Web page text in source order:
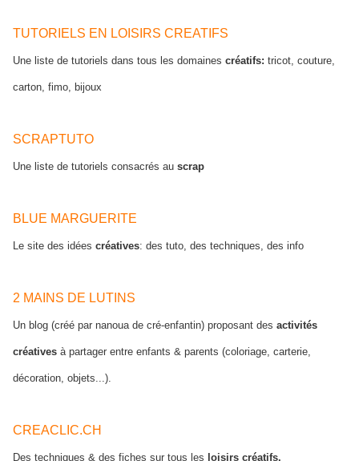
TUTORIELS EN LOISIRS CREATIFS
Une liste de tutoriels dans tous les domaines créatifs: tricot, couture,
carton, fimo, bijoux
SCRAPTUTO
Une liste de tutoriels consacrés au scrap
BLUE MARGUERITE
Le site des idées créatives: des tuto, des techniques, des info
2 MAINS DE LUTINS
Un blog (créé par nanoua de cré-enfantin) proposant des activités
créatives à partager entre enfants & parents (coloriage, carterie,
décoration, objets...).
CREACLIC.CH
Des techniques & des fiches sur tous les loisirs créatifs.